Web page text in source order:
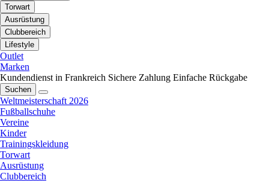
Torwart
Ausrüstung
Clubbereich
Lifestyle
Outlet
Marken
Kundendienst in Frankreich Sichere Zahlung Einfache Rückgabe
Suchen
Weltmeisterschaft 2026
Fußballschuhe
Vereine
Kinder
Trainingskleidung
Torwart
Ausrüstung
Clubbereich